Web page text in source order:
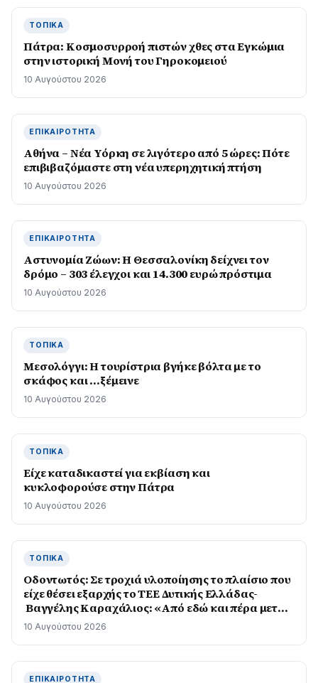
ΤΟΠΙΚΆ
Πάτρα: Κοσµοσυρροή πιστών χθες στα Εγκώµια
στην ιστορική Μονή του Γηροκοµειού
10 Αυγούστου 2026
ΕΠΙΚΑΙΡΌΤΗΤΑ
Αθήνα – Νέα Υόρκη σε λιγότερο από 5 ώρες: Πότε
επιβιβαζόμαστε στη νέα υπερηχητική πτήση
10 Αυγούστου 2026
ΕΠΙΚΑΙΡΌΤΗΤΑ
Αστυνομία Ζώων: Η Θεσσαλονίκη δείχνει τον
δρόμο – 303 έλεγχοι και 14.300 ευρώ πρόστιμα
10 Αυγούστου 2026
ΤΟΠΙΚΆ
Μεσολόγγι: Η τουρίστρια βγήκε βόλτα με το
σκάφος και …ξέμεινε
10 Αυγούστου 2026
ΤΟΠΙΚΆ
Είχε καταδικαστεί για εκβίαση και
κυκλοφορούσε στην Πάτρα
10 Αυγούστου 2026
ΤΟΠΙΚΆ
Οδοντωτός: Σε τροχιά υλοποίησης το πλαίσιο που
είχε θέσει εξαρχής το ΤΕΕ Δυτικής Ελλάδας-
Βαγγέλης Καραχάλιος: «Από εδώ και πέρα μετρά
το αποτέλεσμα στο πεδίο»
10 Αυγούστου 2026
ΕΠΙΚΑΙΡΌΤΗΤΑ